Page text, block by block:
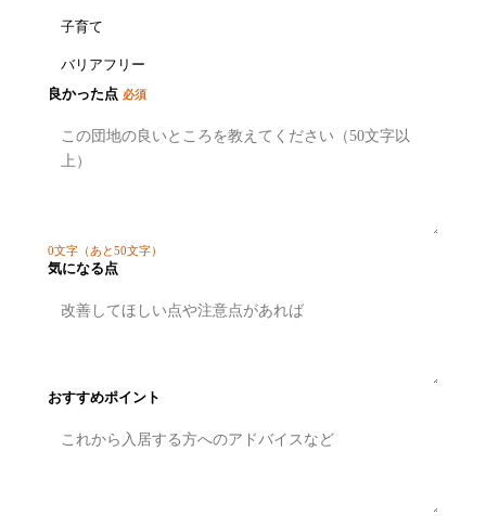
子育て
バリアフリー
良かった点 必須
0文字 （あと50文字）
気になる点
おすすめポイント